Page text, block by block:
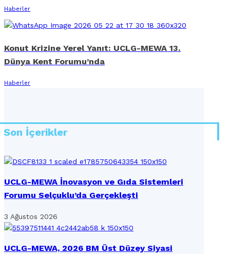
Haberler
Konut Krizine Yerel Yanıt: UCLG-MEWA 13.
Dünya Kent Forumu’nda
Haberler
Son İçerikler
UCLG-MEWA İnovasyon ve Gıda Sistemleri
Forumu Selçuklu’da Gerçekleşti
3 Ağustos 2026
UCLG-MEWA, 2026 BM Üst Düzey Siyasi